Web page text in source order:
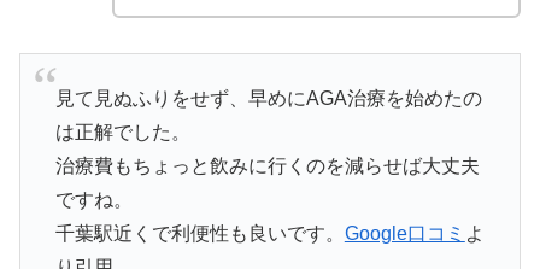
見て見ぬふりをせず、早めにAGA治療を始めたの
は正解でした。
治療費もちょっと飲みに行くのを減らせば大丈夫
ですね。
千葉駅近くで利便性も良いです。 Google口コミ よ